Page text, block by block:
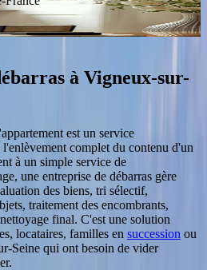
à Vigneux-sur-
est un service
complet du contenu d'un
à un simple service de
une entreprise de débarras gère
des biens, tri sélectif,
traitement des encombrants,
final. C'est une solution
locataires, familles en succession ou
Seine qui ont besoin de vider